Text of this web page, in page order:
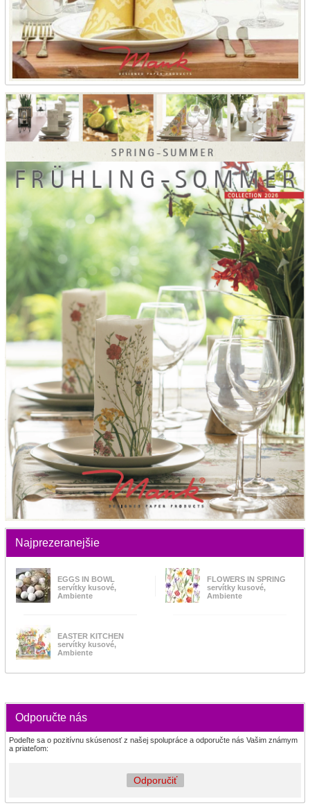
Najprezeranejšie
EGGS IN BOWL
servítky kusové,
Ambiente
FLOWERS IN SPRING
servítky kusové,
Ambiente
EASTER KITCHEN
servítky kusové,
Ambiente
Odporučte nás
Podeľte sa o pozitívnu skúsenosť z našej spolupráce a odporučte nás Vašim známym
a priateľom:
Odporučiť